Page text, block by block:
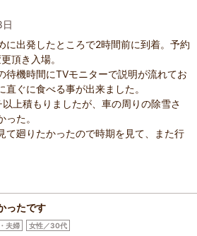
に出発したところで2時間前に到着。予約
頂き入場。
待機時間にTVモニターで説明が流れてお
直ぐに食べる事が出来ました。
上積もりましたが、車の周りの除雪さ
た。
て廻りたかったので時期を見て、また行
ったです
夫婦 女性／30代